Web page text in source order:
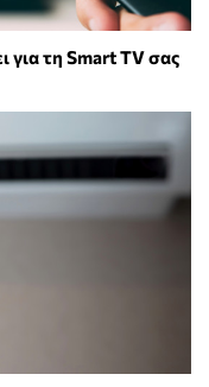
για τη Smart TV σας